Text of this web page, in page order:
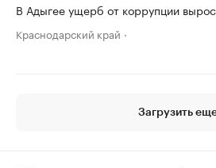
В Адыгее ущерб от коррупции
Краснодарский край
Загрузить